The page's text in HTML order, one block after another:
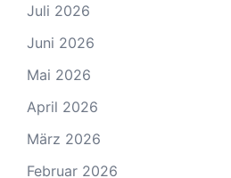
Juli 2026
Juni 2026
Mai 2026
April 2026
März 2026
Februar 2026